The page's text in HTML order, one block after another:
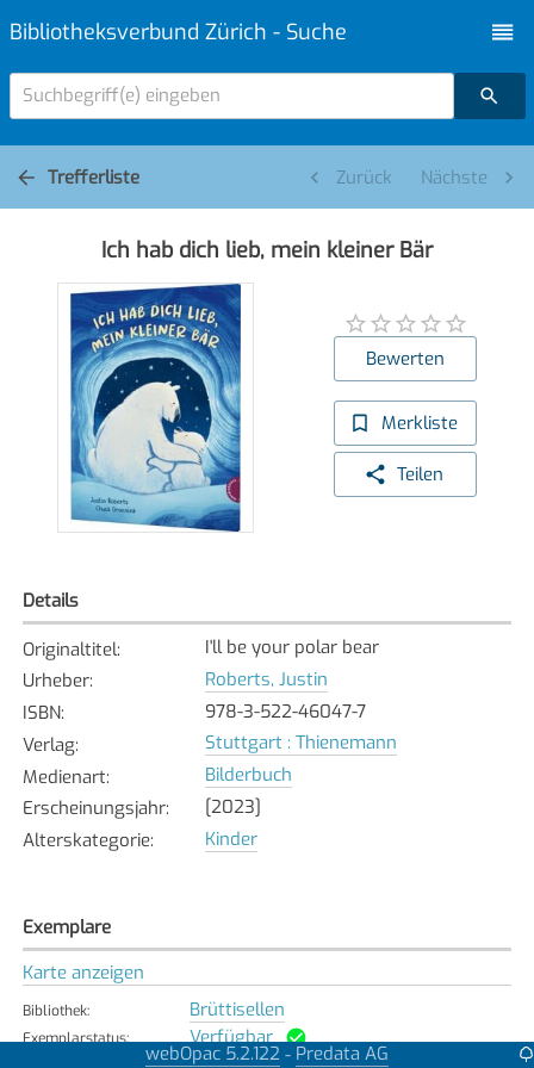
Bibliotheksverbund Zürich - Suche
Suchbegriff(e) eingeben
Trefferliste Zurück Nächste
Ich hab dich lieb, mein kleiner Bär
Bewerten
Merkliste
Teilen
Details
Originaltitel:
I'll be your polar bear
Urheber:
Roberts, Justin
ISBN:
978-3-522-46047-7
Verlag:
Stuttgart : Thienemann
Medienart:
Bilderbuch
Erscheinungsjahr:
[2023]
Alterskategorie: Kinder
Exemplare
Karte anzeigen
Bibliothek: Brüttisellen
Exemplarstatus: Verfügbar
webOpac 5.2.122 - Predata AG